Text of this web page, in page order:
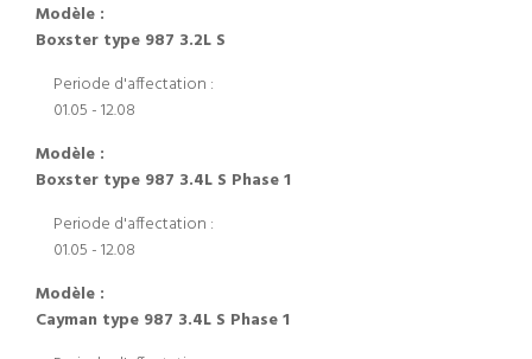
Modèle :
Boxster type 987 3.2L S
Periode d'affectation :
01.05 - 12.08
Modèle :
Boxster type 987 3.4L S Phase 1
Periode d'affectation :
01.05 - 12.08
Modèle :
Cayman type 987 3.4L S Phase 1